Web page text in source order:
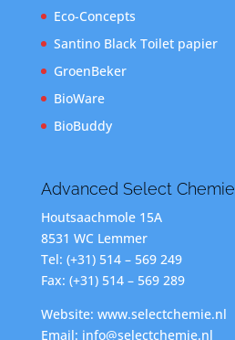
Eco-Concepts
Santino Black Toilet papier
GroenBeker
BioWare
BioBuddy
Advanced Select Chemie
Houtsaachmole 15A
8531 WC Lemmer
Tel: (+31) 514 – 569 249
Fax: (+31) 514 – 569 289
Website: www.selectchemie.nl
Email: info@selectchemie.nl